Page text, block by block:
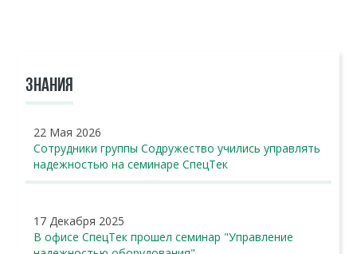
ЗНАНИЯ
22 Мая 2026
Сотрудники группы Содружество учились управлять
надежностью на семинаре СпецТек
17 Декабря 2025
В офисе СпецТек прошел семинар "Управление